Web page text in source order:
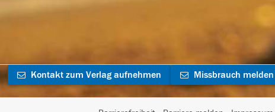
Kontakt zum Verlag aufnehmen Missbrauch melden